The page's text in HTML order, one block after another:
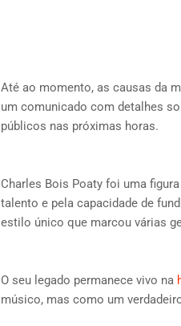
Até ao momento, as causas da
um comunicado com detalhes
públicos nas próximas horas.
Charles Bois Poaty foi uma
talento e pela capacidade de
estilo único que marcou várias
O seu legado permanece vivo na
músico, mas como um